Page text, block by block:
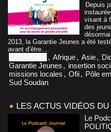
Depuis
visant à
des
2013, la Garantie Jeunes a été
avant d’être...
, Afrique, Asie,
Garantie Jeunes , insertion
missions locales , Ofii, Pôle
Sud Soudan
LES ACTUS VIDÉOS
Le